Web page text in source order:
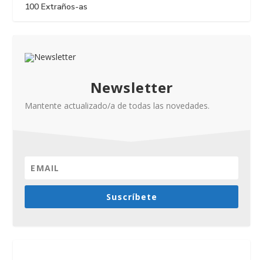
100 Extraños-as
Newsletter
Mantente actualizado/a de todas las novedades.
Suscríbete